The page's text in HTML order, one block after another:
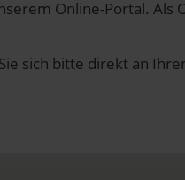
Online-Portal. Als
sich bitte direkt an